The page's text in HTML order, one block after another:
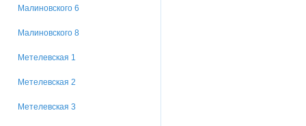
Малиновского 6
Малиновского 8
Метелевская 1
Метелевская 2
Метелевская 3